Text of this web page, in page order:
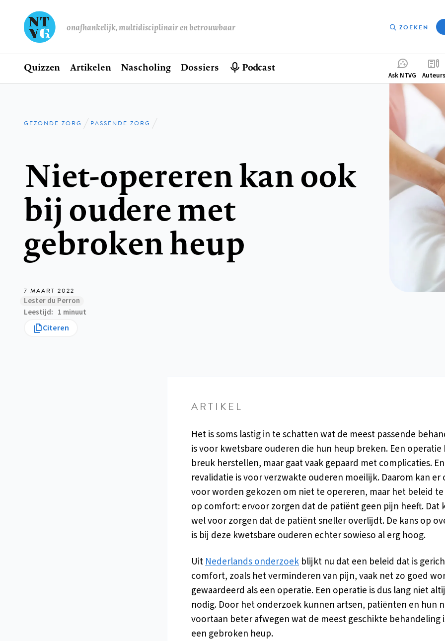
onafhankelijk, multidisciplinair en betrouwbaar ZOEKEN
Hoofdnavigatie
Home
Quizzen Artikelen Nascholing Dossiers Podcast
menu
Ask NTVG Auteurs
Kruimelpad
GEZONDE ZORG PASSENDE ZORG
Niet-opereren kan ook
bij oudere met
gebroken heup
7 MAART 2022
Lester du Perron
Leestijd
1 minuut
Citeren
ARTIKEL
Het is soms lastig in te schatten wat de meest passende
is voor kwetsbare ouderen die hun heup breken. Een operatie
breuk herstellen, maar gaat vaak gepaard met complicaties. En
revalidatie is voor verzwakte ouderen moeilijk. Daarom kan er
voor worden gekozen om niet te opereren, maar het beleid
op comfort: ervoor zorgen dat de patiënt geen pijn heeft. Dat
wel voor zorgen dat de patiënt sneller overlijdt. De kans op
is bij deze kwetsbare ouderen echter sowieso al erg hoog.
UitNederlands onderzoek blijkt nu dat een beleid dat is
comfort, zoals het verminderen van pijn, vaak net zo goed
gewaardeerd als een operatie. Een operatie is dus lang niet
nodig. Door het onderzoek kunnen artsen, patiënten en hun
voortaan beter afwegen wat de meest geschikte behandeling
een gebroken heup.